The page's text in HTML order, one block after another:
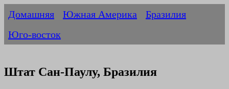
Домашняя Южная Америка
Бразилия
Юго-восток
Штат Сан-Паулу, Бразилия